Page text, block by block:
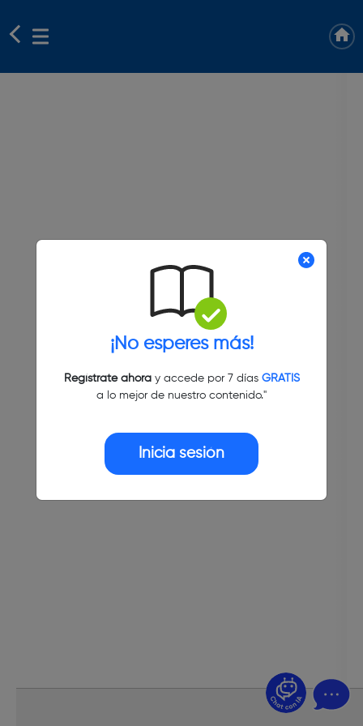
¡No esperes más!
Regístrate ahoray accede por 7 días GRATIS
a lo mejor de nuestro contenido."
Inicia sesión